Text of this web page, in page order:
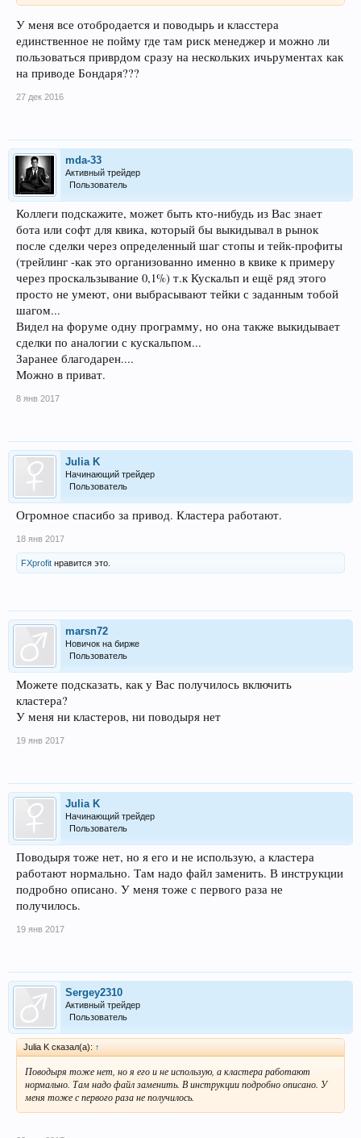
У меня все отобродается и поводырь и класстера
единственное не пойму где там риск менеджер и можно ли
пользоваться приврдом сразу на нескольких ичьрументах как
на приводе Бондаря???
27 дек 2016
mda-33
Активный трейдер
Пользователь
Коллеги подскажите, может быть кто-нибудь из Вас знает
бота или софт для квика, который бы выкидывал в рынок
после сделки через определенный шаг стопы и тейк-профиты
(трейлинг -как это организованно именно в квике к примеру
через проскальзывание 0,1%) т.к Кускальп и ещё ряд этого
просто не умеют, они выбрасывают тейки с заданным тобой
шагом...
Видел на форуме одну программу, но она также выкидывает
сделки по аналогии с кускальпом...
Заранее благодарен....
Можно в приват.
8 янв 2017
Julia K
Начинающий трейдер
Пользователь
Огромное спасибо за привод. Кластера работают.
18 янв 2017
FXprofit нравится это.
marsn72
Новичок на бирже
Пользователь
Можете подсказать, как у Вас получилось включить
кластера?
У меня ни кластеров, ни поводыря нет
19 янв 2017
Julia K
Начинающий трейдер
Пользователь
Поводыря тоже нет, но я его и не использую, а кластера
работают нормально. Там надо файл заменить. В инструкции
подробно описано. У меня тоже с первого раза не
получилось.
19 янв 2017
Sergey2310
Активный трейдер
Пользователь
Julia K сказал(а): ↑
Поводыря тоже нет, но я его и не использую, а кластера работают
нормально. Там надо файл заменить. В инструкции подробно описано. У
меня тоже с первого раза не получилось.